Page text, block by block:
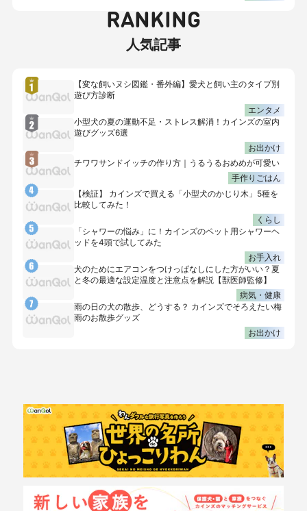
RANKING
人気記事
【変な飼いヌシ図鑑・番外編】愛犬と飼い主のタイプ別
遊び方診断
エンタメ
小型犬の夏の運動不足・ストレス解消！カインズの室内
遊びグッズ6選
お出かけ
チワワサンドイッチの作り方｜うるうるおめめが可愛い
手作りごはん
【検証】 カインズで買える「小型犬のかじり木」5種を
比較してみた！
くらし
「シャワーの悩み」に！カインズのペット用シャワーヘ
ッドを4頭で試してみた
お手入れ
犬のためにエアコンをつけっぱなしにした方がいい？夏
と冬の最適な設定温度と注意点を解説【獣医師監修】
病気・健康
雨の日の犬の散歩、どうする？ カインズでそろえたい梅
雨のお散歩グッズ
お出かけ